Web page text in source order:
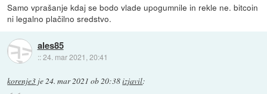
Samo vprašanje kdaj se bodo vlade upogumnile in rekle ne. bitcoin
ni legalno plačilno sredstvo.
ales85
::24. mar 2021, 20:41
korenje3 je24. mar 2021 ob 20:38izjavil: